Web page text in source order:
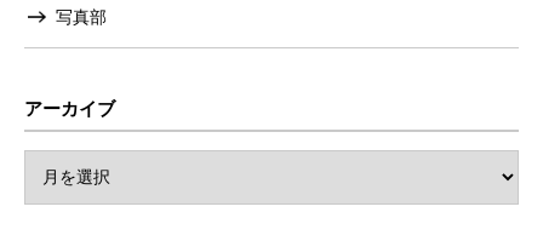
写真部
アーカイブ